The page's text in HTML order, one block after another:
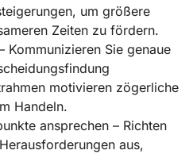
um größere
Zeiten zu fördern.
Kommunizieren Sie genaue
motivieren zögerliche
Handeln.
ansprechen – Richten
aus,